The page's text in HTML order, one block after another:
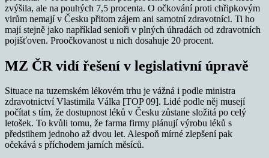
zvýšila, ale na pouhých 7,5 procenta. O očkování proti chřipkovým
virům nemají v Česku přitom zájem ani samotní zdravotníci. Ti ho
mají stejně jako například senioři v plných úhradách od zdravotních
pojišťoven. Proočkovanost u nich dosahuje 20 procent.
MZ ČR vidí řešení v legislativní úpravě
Situace na tuzemském lékovém trhu je vážná i podle ministra
zdravotnictví Vlastimila Válka [TOP 09]. Lidé podle něj musejí
počítat s tím, že dostupnost léků v Česku zůstane složitá po celý
letošek. To kvůli tomu, že farma firmy plánují výrobu léků s
předstihem jednoho až dvou let. Alespoň mírné zlepšení pak
očekává s příchodem jarních měsíců.